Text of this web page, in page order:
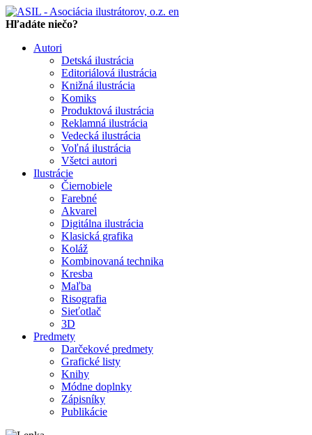
en
Hľadáte niečo?
Autori
Detská ilustrácia
Editoriálová ilustrácia
Knižná ilustrácia
Komiks
Produktová ilustrácia
Reklamná ilustrácia
Vedecká ilustrácia
Voľná ilustrácia
Všetci autori
Ilustrácie
Čiernobiele
Farebné
Akvarel
Digitálna ilustrácia
Klasická grafika
Koláž
Kombinovaná technika
Kresba
Maľba
Risografia
Sieťotlač
3D
Predmety
Darčekové predmety
Grafické listy
Knihy
Módne doplnky
Zápisníky
Publikácie